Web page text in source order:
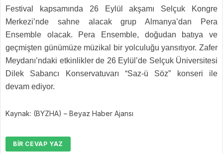
Festival kapsamında 26 Eylül akşamı Selçuk Kongre
Merkezi’nde sahne alacak grup Almanya’dan Pera
Ensemble olacak. Pera Ensemble, doğudan batıya ve
geçmişten günümüze müzikal bir yolculuğu yansıtıyor. Zafer
Meydanı’ndaki etkinlikler de 26 Eylül’de Selçuk Üniversitesi
Dilek Sabancı Konservatuvarı “Saz-ü Söz” konseri ile
devam ediyor.
Kaynak: (BYZHA) – Beyaz Haber Ajansı
BIR CEVAP YAZ